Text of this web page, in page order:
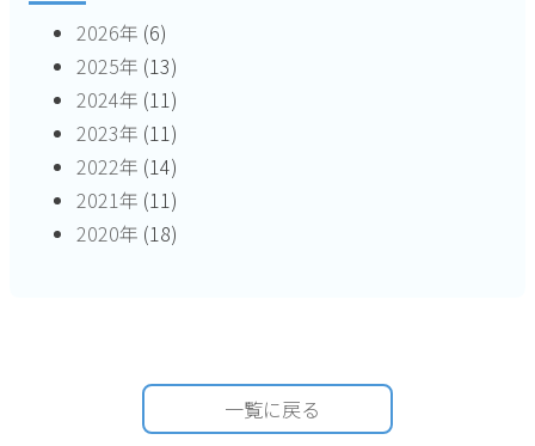
2026年 (6)
2025年 (13)
2024年 (11)
2023年 (11)
2022年 (14)
2021年 (11)
2020年 (18)
一覧に戻る